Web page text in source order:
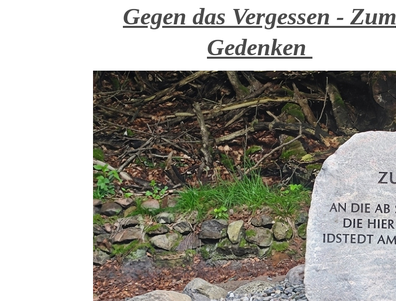
Gegen das Vergessen - Zum
Gedenken